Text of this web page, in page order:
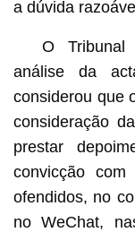
a dúvida
O
análise da
considerou que
consideração
prestar
convicção
ofendidos, no
no WeChat,